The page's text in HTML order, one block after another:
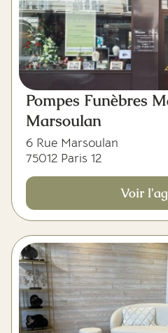
Pompes Funèbres
Marsoulan
6 Rue Marsoulan
75012 Paris 12
Voir